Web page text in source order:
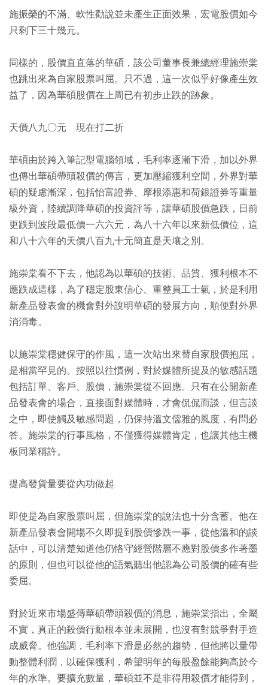
施振榮的不滿、軟性勸說並未產生正面效果，宏電股價如今
只剩下三十幾元。
同樣的，股價直直落的華碩，該公司董事長兼總經理施崇棠
也跳出來為自家股票叫屈。只不過，這一次似乎好像產生效
益了，因為華碩股價在上周已有初步止跌的跡象。
天價八九○元 現在打二折
華碩由於跨入筆記型電腦領域，毛利率逐漸下滑，加以外界
也傳出華碩帶頭殺價的傳言，更加壓縮獲利空間，外界對華
碩的疑慮漸深，包括怡富證券、摩根添惠和荷銀證券等重量
級外資，陸續調降華碩的投資評等，讓華碩股價急跌，日前
更跌到波段最低價一六六元，為八十六年以來新低價位，這
和八十六年的天價八百九十元簡直是天壤之別。
施崇棠看不下去，他認為以華碩的技術、品質、獲利根本不
應跌成這樣，為了穩定股東信心、重整員工士氣，於是利用
新產品發表會的機會對外說明華碩的發展方向，順便對外界
消消毒。
以施崇棠穩健保守的作風，這一次站出來替自家股價抱屈，
是相當罕見的。按照以往慣例，對於媒體所提及的敏感話題
包括訂單、客戶、股價，施崇棠從不回應。只有在公開新產
品發表會的場合，直接面對媒體時，才會侃侃而談，但言談
之中，即使觸及敏感問題，仍保持溫文儒雅的風度，有問必
答。施崇棠的行事風格，不僅獲得媒體肯定，也讓其他主機
板同業稱許。
提高發貨量要從內功做起
即使是為自家股票叫屈，但施崇棠的說法也十分含蓄。他在
新產品發表會開場不久即提到股價慘跌一事，從他溫和的談
話中，可以清楚知道他仍恪守經營階層不應對股價多作著墨
的原則，但也可以從他的語氣聽出他認為公司股價的確有些
委屈。
對於近來市場盛傳華碩帶頭殺價的消息，施崇棠指出，全屬
不實，真正的殺價行動根本並未展開，也沒有對競爭對手造
成威脅。他強調，毛利率下滑是必然的趨勢，但他將以量帶
動整體利潤，以確保獲利，希望明年的每股盈餘能夠高於今
年的水準。要擴充數量，華碩並不是非得用殺價才能得到，